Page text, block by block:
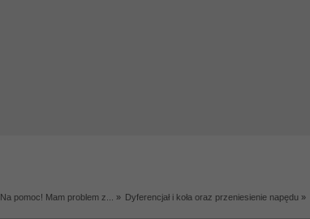
Na pomoc! Mam problem z... » Dyferencjał i koła oraz przeniesienie napędu »